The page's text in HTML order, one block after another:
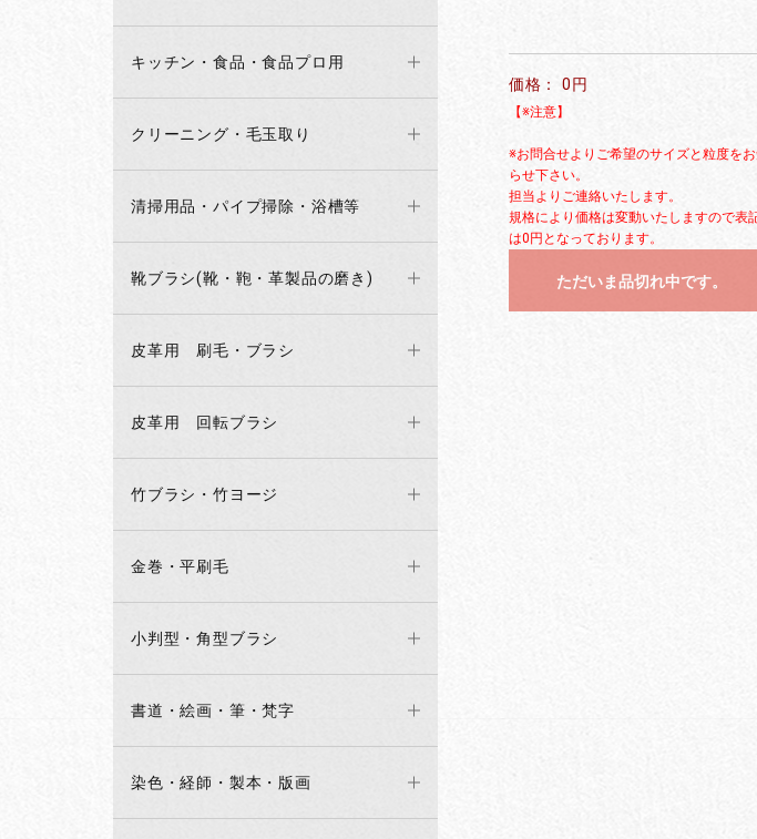
キッチン・食品・食品プロ用
クリーニング・毛玉取り
清掃用品・パイプ掃除・浴槽等
靴ブラシ(靴・鞄・革製品の磨き)
皮革用 刷毛・ブラシ
皮革用 回転ブラシ
竹ブラシ・竹ヨージ
金巻・平刷毛
小判型・角型ブラシ
書道・絵画・筆・梵字
染色・経師・製本・版画
価格： 0円
【※注意】
※お問合せよりご希望のサイズと粒度を
らせ下さい。
担当よりご連絡いたします。
規格により価格は変動いたしますので表
は0円となっております。
ただいま品切れ中です。